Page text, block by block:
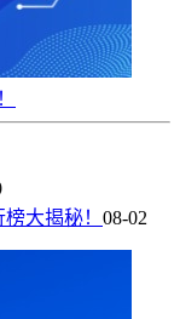
大揭秘！ 08-02